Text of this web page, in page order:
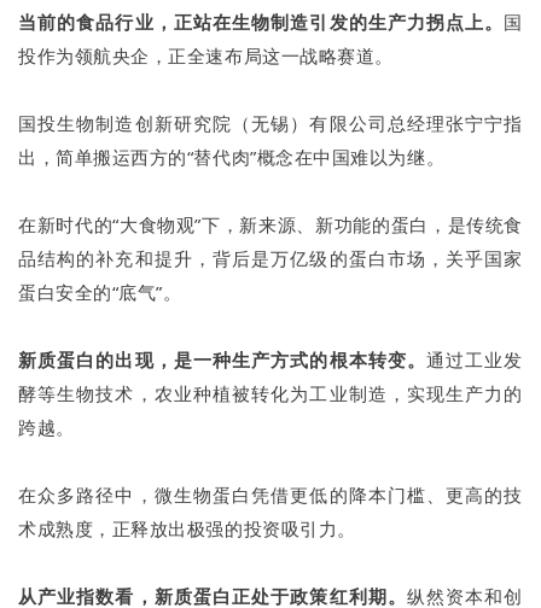
当前的食品行业，正站在生物制造引发的生产力拐点上。 国
投作为领航央企，正全速布局这一战略赛道。
国投生物制造创新研究院（无锡）有限公司总经理张宁宁指
出，简单搬运西方的“替代肉”概念在中国难以为继。
在新时代的“大食物观”下，新来源、新功能的蛋白，是传统食
品结构的补充和提升，背后是万亿级的蛋白市场，关乎国家
蛋白安全的“底气”。
新质蛋白的出现，是一种生产方式的根本转变。通过工业发
酵等生物技术，农业种植被转化为工业制造，实现生产力的
跨越。
在众多路径中，微生物蛋白凭借更低的降本门槛、更高的技
术成熟度，正释放出极强的投资吸引力。
从产业指数看，新质蛋白正处于政策红利期。 纵然资本和创